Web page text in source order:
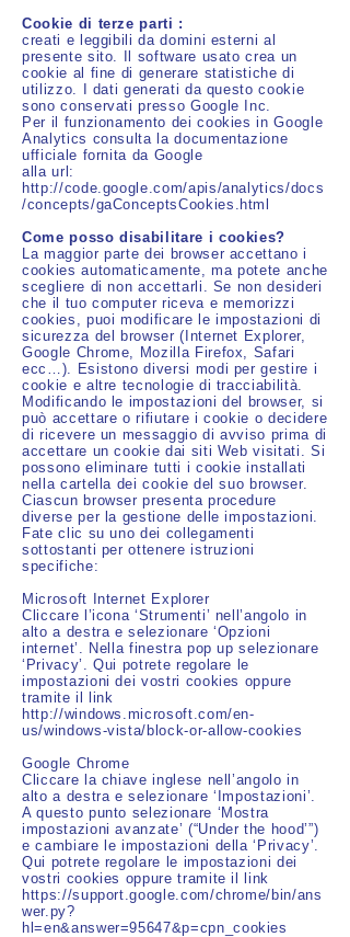
Cookie di terze parti :
creati e leggibili da domini esterni al
presente sito. Il software usato crea un
cookie al fine di generare statistiche di
utilizzo. I dati generati da questo cookie
sono conservati presso Google Inc.
Per il funzionamento dei cookies in Google
Analytics consulta la documentazione
ufficiale fornita da Google
alla url:
http://code.google.com/apis/analytics/docs
/concepts/gaConceptsCookies.html
Come posso disabilitare i cookies?
La maggior parte dei browser accettano i
cookies automaticamente, ma potete anche
scegliere di non accettarli. Se non desideri
che il tuo computer riceva e memorizzi
cookies, puoi modificare le impostazioni di
sicurezza del browser (Internet Explorer,
Google Chrome, Mozilla Firefox, Safari
ecc…). Esistono diversi modi per gestire i
cookie e altre tecnologie di tracciabilità.
Modificando le impostazioni del browser, si
può accettare o rifiutare i cookie o decidere
di ricevere un messaggio di avviso prima di
accettare un cookie dai siti Web visitati. Si
possono eliminare tutti i cookie installati
nella cartella dei cookie del suo browser.
Ciascun browser presenta procedure
diverse per la gestione delle impostazioni.
Fate clic su uno dei collegamenti
sottostanti per ottenere istruzioni
specifiche:
Microsoft Internet Explorer
Cliccare l’icona ‘Strumenti’ nell’angolo in
alto a destra e selezionare ‘Opzioni
internet’. Nella finestra pop up selezionare
‘Privacy’. Qui potrete regolare le
impostazioni dei vostri cookies oppure
tramite il link
http://windows.microsoft.com/en-
us/windows-vista/block-or-allow-cookies
Google Chrome
Cliccare la chiave inglese nell’angolo in
alto a destra e selezionare ‘Impostazioni’.
A questo punto selezionare ‘Mostra
impostazioni avanzate’ (“Under the hood’”)
e cambiare le impostazioni della ‘Privacy’.
Qui potrete regolare le impostazioni dei
vostri cookies oppure tramite il link
https://support.google.com/chrome/bin/ans
wer.py?
hl=en&answer=95647&p=cpn_cookies